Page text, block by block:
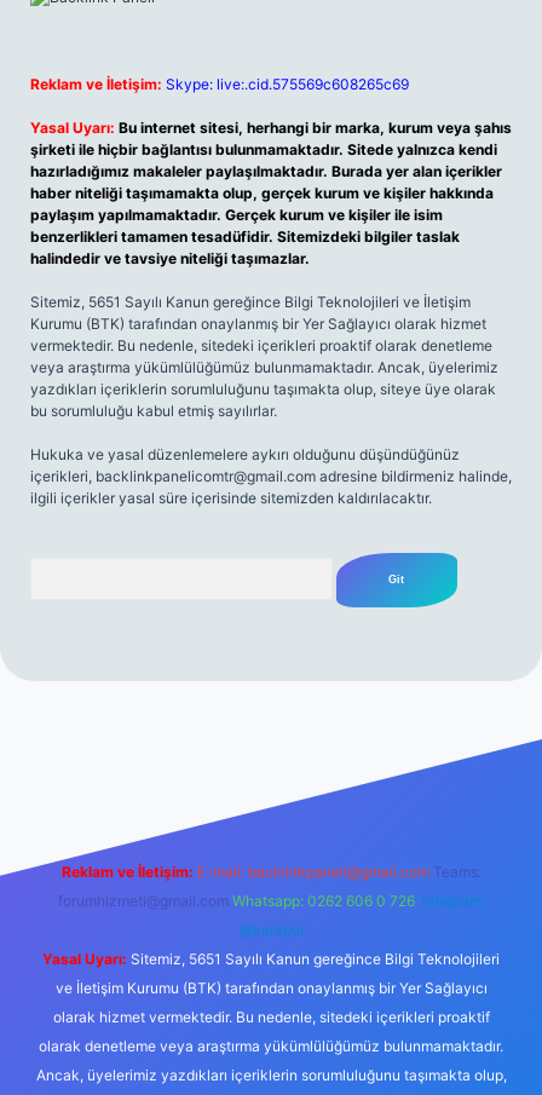
Reklam ve İletişim: Skype: live:.cid.575569c608265c69
Yasal Uyarı: Bu internet sitesi, herhangi bir marka, kurum veya şahıs
şirketi ile hiçbir bağlantısı bulunmamaktadır. Sitede yalnızca kendi
hazırladığımız makaleler paylaşılmaktadır. Burada yer alan içerikler
haber niteliği taşımamakta olup, gerçek kurum ve kişiler hakkında
paylaşım yapılmamaktadır. Gerçek kurum ve kişiler ile isim
benzerlikleri tamamen tesadüfidir. Sitemizdeki bilgiler taslak
halindedir ve tavsiye niteliği taşımazlar.
Sitemiz, 5651 Sayılı Kanun gereğince Bilgi Teknolojileri ve İletişim
Kurumu (BTK) tarafından onaylanmış bir Yer Sağlayıcı olarak hizmet
vermektedir. Bu nedenle, sitedeki içerikleri proaktif olarak denetleme
veya araştırma yükümlülüğümüz bulunmamaktadır. Ancak, üyelerimiz
yazdıkları içeriklerin sorumluluğunu taşımakta olup, siteye üye olarak
bu sorumluluğu kabul etmiş sayılırlar.
Hukuka ve yasal düzenlemelere aykırı olduğunu düşündüğünüz
içerikleri, backlinkpanelicomtr@gmail.com adresine bildirmeniz halinde,
ilgili içerikler yasal süre içerisinde sitemizden kaldırılacaktır.
Reklam ve İletişim: E-mail: backlinkpaneli@gmail.com Teams:
forumhizmeti@gmail.com Whatsapp: 0262 606 0 726 Telegram:
@karabul
Yasal Uyarı: Sitemiz, 5651 Sayılı Kanun gereğince Bilgi Teknolojileri
ve İletişim Kurumu (BTK) tarafından onaylanmış bir Yer Sağlayıcı
olarak hizmet vermektedir. Bu nedenle, sitedeki içerikleri proaktif
olarak denetleme veya araştırma yükümlülüğümüz bulunmamaktadır.
Ancak, üyelerimiz yazdıkları içeriklerin sorumluluğunu taşımakta olup,